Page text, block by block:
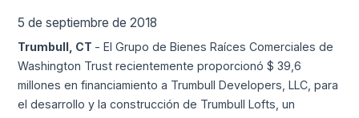
5 de septiembre de 2018
Trumbull, CT - El Grupo de Bienes Raíces Comerciales de
Washington Trust recientemente proporcionó $ 39,6
millones en financiamiento a Trumbull Developers, LLC, para
el desarrollo y la construcción de Trumbull Lofts, un